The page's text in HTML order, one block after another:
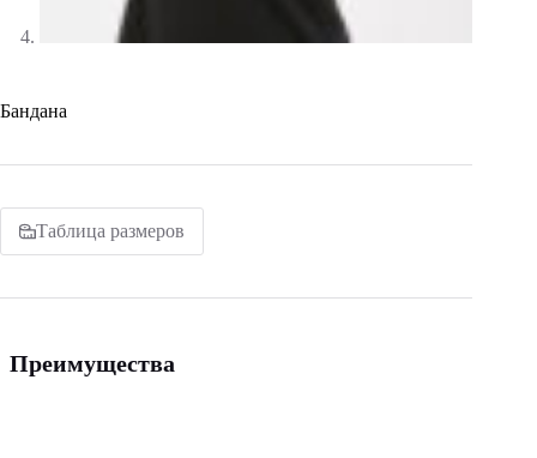
Бандана
Таблица размеров
Преимущества